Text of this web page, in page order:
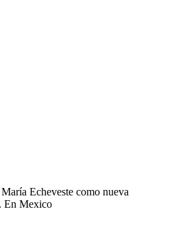
Echeveste como nueva
En Mexico